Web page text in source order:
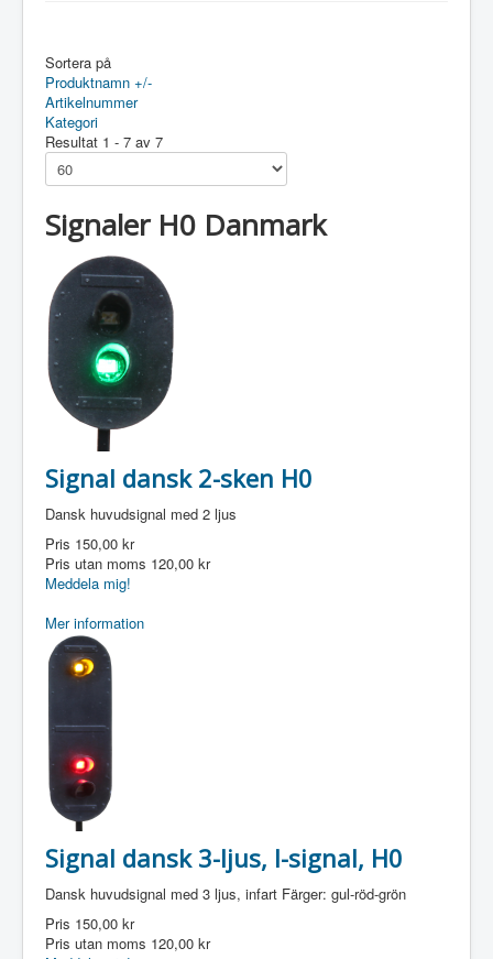
Sortera på
Produktnamn +/-
Artikelnummer
Kategori
Resultat 1 - 7 av 7
Signaler H0 Danmark
Signal dansk 2-sken H0
Dansk huvudsignal med 2 ljus
Pris 150,00 kr
Pris utan moms 120,00 kr
Meddela mig!
Mer information
Signal dansk 3-ljus, I-signal, H0
Dansk huvudsignal med 3 ljus, infart Färger: gul-röd-grön
Pris 150,00 kr
Pris utan moms 120,00 kr